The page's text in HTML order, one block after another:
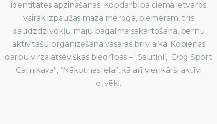
identitātes apzināšanās. Kopdarbība ciema ietvaros
vairāk izpaužas mazā mērogā, piemēram, trīs
daudzdzīvokļu māju pagalma sakārtošana, bērnu
aktivitāšu organizēšana vasaras brīvlaikā. Kopienas
darbu virza atsevišķas biedrības – “Sautiņi’, “Dog Sport
Carnikava”, “Nākotnes iela”, kā arī vienkārši aktīvi
cilvēki.